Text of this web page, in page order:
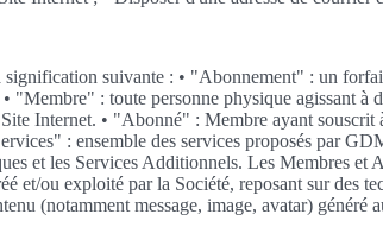
suivante : • "Abonnement" : un
"Membre" : toute personne physique agissant
Internet. • "Abonné" : Membre ayant
: ensemble des services proposés par
et les Services Additionnels. Les Membres
et/ou exploité par la Société, reposant sur des
(notamment message, image, avatar)